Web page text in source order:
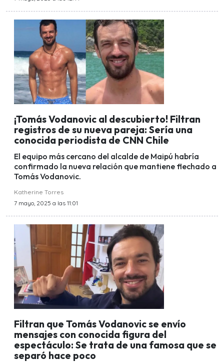
¡Tomás Vodanovic al descubierto! Filtran
registros de su nueva pareja: Sería una
conocida periodista de CNN Chile
El equipo más cercano del alcalde de Maipú habría
confirmado la nueva relación que mantiene flechado a
Tomás Vodanovic.
Katherine Torres
7 mayo, 2025 a las 11:01
Filtran que Tomás Vodanovic se envío
mensajes con conocida figura del
espectáculo: Se trata de una famosa que se
separó hace poco